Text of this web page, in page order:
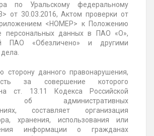
по Уральскому федеральному
от 30.03.2016, Актом проверки от
<НОМЕР> к Положению
персональных данных в ПАО «О»,
ПАО «Обезличено» и другими
сторону данного правонарушения,
за совершение которого
ст. 13.11 Кодекса Российской
об административных
составляет организация
хранения, использования или
информации о гражданах